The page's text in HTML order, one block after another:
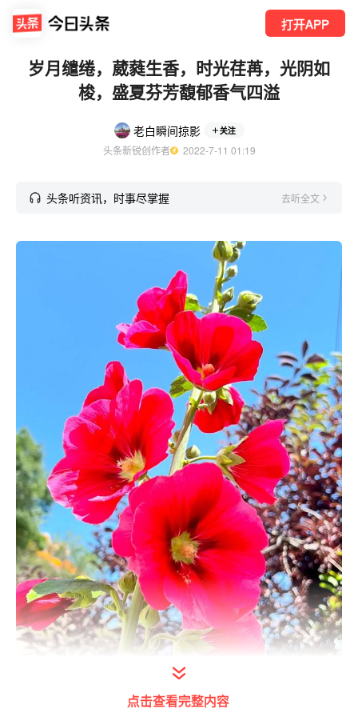
打开APP
岁月缱绻，葳蕤生香，时光荏苒，光阴如
梭，盛夏芬芳馥郁香气四溢
老白瞬间掠影 关注
头条新锐创作者
  2022-7-11 01:19
头条听资讯，时事尽掌握 去听全文
打开今日头条查看图片详情
点击查看完整内容